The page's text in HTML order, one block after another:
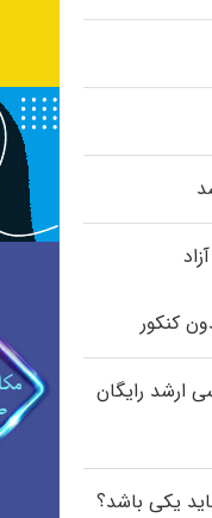
کنکور
ارشد رایگان
یکی باشد؟